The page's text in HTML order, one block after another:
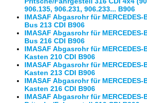
906.135, 906.231, 906.233... B906
IMASAF Abgasrohr für MERCEDES-
Bus 213 CDI B906
IMASAF Abgasrohr für MERCEDES-
Bus 216 CDI B906
IMASAF Abgasrohr für MERCEDES-
Kasten 210 CDI B906
IMASAF Abgasrohr für MERCEDES-
Kasten 213 CDI B906
IMASAF Abgasrohr für MERCEDES-
Kasten 216 CDI B906
IMASAF Abgasrohr für MERCEDES-